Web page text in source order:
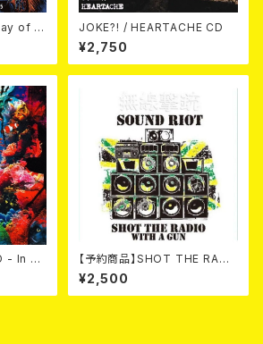
of th
JOKE?! / HEARTACHE CD
¥2,750
- In Th
MO
）
【予約商品】SHOT THE RADI
O WITH A GUN / SOUND RI
OT (CD)【8月８日発売】
¥2,500